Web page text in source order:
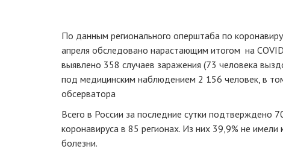
По данным регионального оперштаба по
апреля обследовано нарастающим итогом на
выявлено 358 случаев заражения (73 человека
под медицинским наблюдением 2 156 человек, в
обсерватора
Всего в России за последние сутки подтверждено
коронавируса в 85 регионах. Из них 39,9% не имели
болезни.